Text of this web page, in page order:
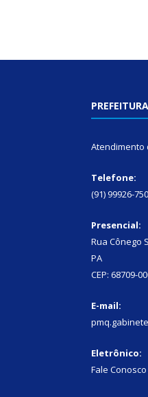
Atendimento
Telefone:
(91) 99926-
Presencial:
Rua Cônego
PA
CEP: 68709-
E-mail:
Eletrônico:
Fale